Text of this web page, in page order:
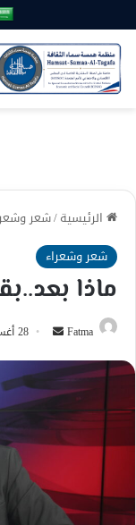
الرئيسية/شعر
شعر وشعراء
ماذا
Fatma
أرسل
إلكترونيا
28 أغسطس، 2024